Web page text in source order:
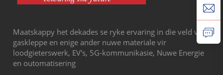
Maatskappy het dekades se ryke ervaring in die veld van
gaskleppe en enige ander nuwe materiale vir
loodgieterswerk, EV's, 5G-kommunikasie, Nuwe Energie
en outomatisering